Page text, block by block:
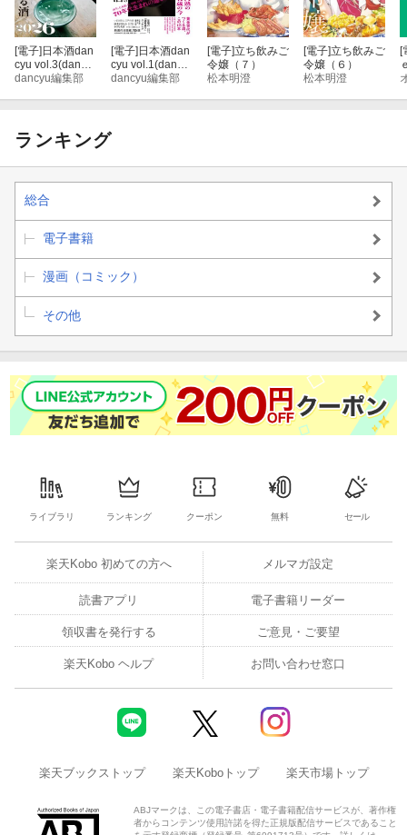
[電子]日本酒dan
cyu vol.3(dancy
u 2026年3月号
dancyu編集部
[電子]日本酒dan
cyu vol.1(dancy
u 2025年3月号
dancyu編集部
[電子]立ち飲みご
令嬢（７）
松本明澄
[電子]立ち飲みご
令嬢（６）
松本明澄
[
ランキング
総合
電子書籍
漫画（コミック）
その他
ライブラリ ランキング クーポン 無料 セール
楽天Kobo 初めての方へ メルマガ設定
読書アプリ 電子書籍リーダー
領収書を発行する ご意見・ご要望
楽天Kobo ヘルプ お問い合わせ窓口
楽天ブックストップ 楽天Koboトップ 楽天市場トップ
ABJマークは、この電子書店・電子書籍配信サービスが、著作権
者からコンテンツ使用許諾を得た正規版配信サービスであること